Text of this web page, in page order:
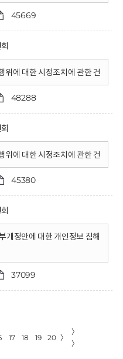
45669
위에 대한 시정조치에 관한 건
48288
위에 대한 시정조치에 관한 건
45380
개정안에 대한 개인정보 침해
37099
17 18 19 20 〉
〉
〉